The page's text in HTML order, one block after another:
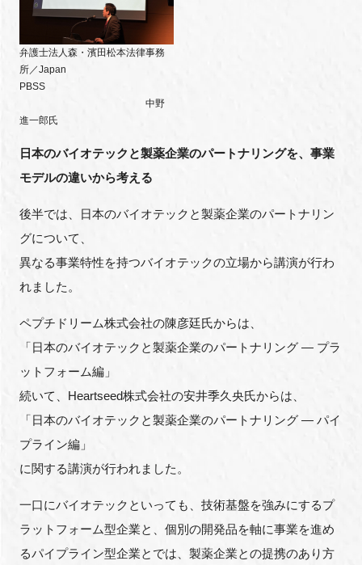
弁護士法人森・濱田松本法律事務
所／Japan
PBSS
中野
進一郎氏
日本のバイオテックと製薬企業のパートナリングを、事業
モデルの違いから考える
後半では、日本のバイオテックと製薬企業のパートナリン
グについて、
異なる事業特性を持つバイオテックの立場から講演が行わ
れました。
ペプチドリーム株式会社の陳彦廷氏からは、
「日本のバイオテックと製薬企業のパートナリング ― プラ
ットフォーム編」
続いて、Heartseed株式会社の安井季久央氏からは、
「日本のバイオテックと製薬企業のパートナリング ― パイ
プライン編」
に関する講演が行われました。
一口にバイオテックといっても、技術基盤を強みにするプ
ラットフォーム型企業と、個別の開発品を軸に事業を進め
るパイプライン型企業とでは、製薬企業との提携のあり方